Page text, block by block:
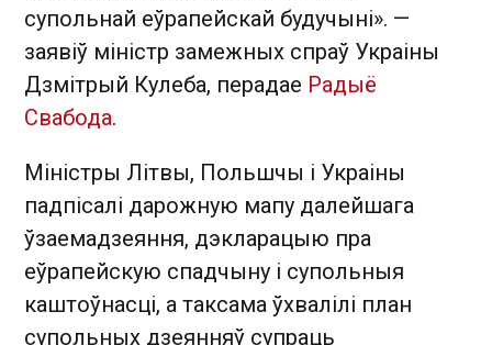
супольнай еўрапейскай будучыні». —
заявіў міністр замежных спраў Украіны
Дзмітрый Кулеба, перадае Радыё
Свабода.
Міністры Літвы, Польшчы і Украіны
падпісалі дарожную мапу далейшага
ўзаемадзеяння, дэкларацыю пра
еўрапейскую спадчыну і супольныя
каштоўнасці, а таксама ўхвалілі план
супольных дзеянняў супраць